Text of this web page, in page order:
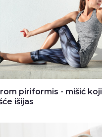
piriformis - mišić koji
išijas